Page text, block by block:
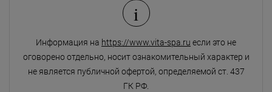
i
Информация на https://www.vita-spa.ru если это не
оговорено отдельно, носит ознакомительный характер и
не является публичной офертой, определяемой ст. 437
ГК РФ.